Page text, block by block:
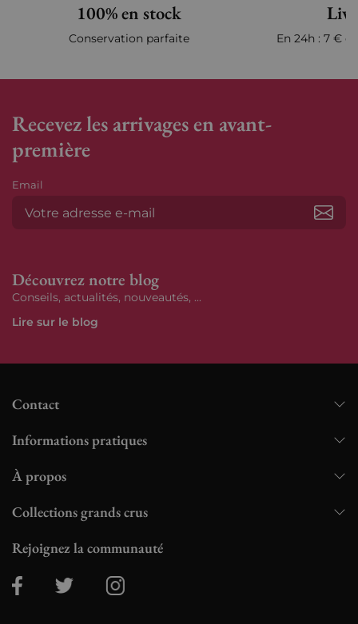
100% en stock
Conservation parfaite En 24h : 7 €
Recevez les arrivages en avant-
première
Email
Découvrez notre blog
Conseils, actualités, nouveautés, ...
Lire sur le blog
Contact
Informations pratiques
À propos
Collections grands crus
Rejoignez la communauté